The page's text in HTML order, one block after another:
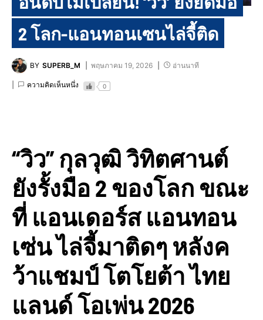
2 โลก-แอนทอนเซนไล่จี้ติด
BY SUPERB_M พฤษภาคม 19, 2026 อ่านนาที
ความคิดเห็นหนึ่ง 0
“วิว” กุลวุฒิ วิทิตศานต์
ยังรั้งมือ 2 ของโลก ขณะ
ที่ แอนเดอร์ส แอนทอน
เซ่น ไล่จี้มาติดๆ หลังค
ว้าแชมป์ โตโยต้า ไทย
แลนด์ โอเพ่น 2026